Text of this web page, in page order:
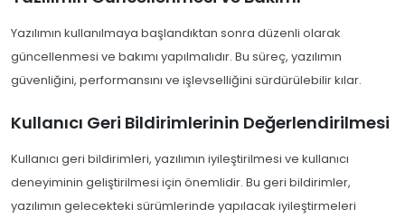
Yazılımın kullanılmaya başlandıktan sonra düzenli olarak
güncellenmesi ve bakımı yapılmalıdır. Bu süreç, yazılımın
güvenliğini, performansını ve işlevselliğini sürdürülebilir kılar.
Kullanıcı Geri Bildirimlerinin Değerlendirilmesi
Kullanıcı geri bildirimleri, yazılımın iyileştirilmesi ve kullanıcı
deneyiminin geliştirilmesi için önemlidir. Bu geri bildirimler,
yazılımın gelecekteki sürümlerinde yapılacak iyileştirmeleri